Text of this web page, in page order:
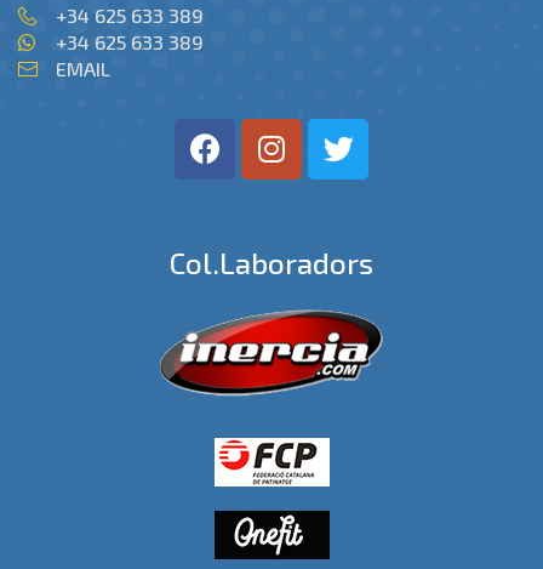
+34 625 633 389
+34 625 633 389
EMAIL
Col.laboradors